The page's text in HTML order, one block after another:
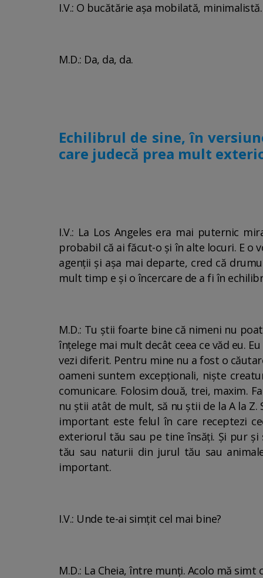
I.V.: O bucătărie așa mobilată,
M.D.: Da, da, da.
Echilibrul de sine, în
care judecă prea mult
I.V.: La Los Angeles era mai puternic
probabil că ai făcut-o și în alte locuri. E o
agenții și așa mai departe, cred că
mult timp e și o încercare de a fi în
M.D.: Tu știi foarte bine că nimeni nu
înțelege mai mult decât ceea ce văd eu.
vezi diferit. Pentru mine nu a fost o
oameni suntem excepționali, niște
comunicare. Folosim două, trei, maxim.
nu știi atât de mult, să nu știi de la A la
important este felul în care receptezi
exteriorul tău sau pe tine însăți. Și pur
tău sau naturii din jurul tău sau
important.
I.V.: Unde te-ai simțit cel mai bine?
M.D.: La Cheia, între munți. Acolo mă simt